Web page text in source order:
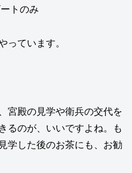
トのみ
っています。
宮殿の見学や衛兵の交代を
るのが、いいですよね。も
学した後のお茶にも、お勧